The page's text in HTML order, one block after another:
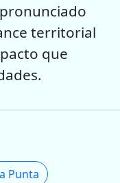
territorial
que
Punta